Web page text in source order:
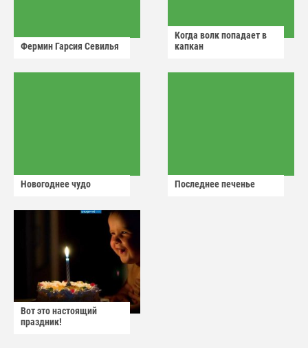
Фермин Гарсия Севилья
Когда волк попадает в
капкан
Новогоднее чудо Последнее печенье
Вот это настоящий
праздник!